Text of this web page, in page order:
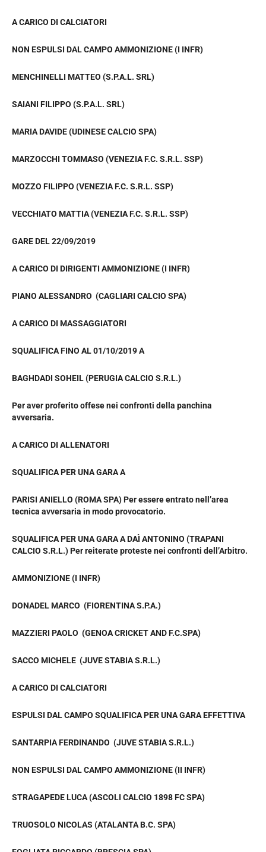
A CARICO DI CALCIATORI
NON ESPULSI DAL CAMPO AMMONIZIONE (I INFR)
MENCHINELLI MATTEO (S.P.A.L. SRL)
SAIANI FILIPPO (S.P.A.L. SRL)
MARIA DAVIDE (UDINESE CALCIO SPA)
MARZOCCHI TOMMASO (VENEZIA F.C. S.R.L. SSP)
MOZZO FILIPPO (VENEZIA F.C. S.R.L. SSP)
VECCHIATO MATTIA (VENEZIA F.C. S.R.L. SSP)
GARE DEL 22/09/2019
A CARICO DI DIRIGENTI AMMONIZIONE (I INFR)
PIANO ALESSANDRO (CAGLIARI CALCIO SPA)
A CARICO DI MASSAGGIATORI
SQUALIFICA FINO AL 01/10/2019 A
BAGHDADI SOHEIL (PERUGIA CALCIO S.R.L.)
Per aver proferito offese nei confronti della panchina
avversaria.
A CARICO DI ALLENATORI
SQUALIFICA PER UNA GARA A
PARISI ANIELLO (ROMA SPA) Per essere entrato nell’area
tecnica avversaria in modo provocatorio.
SQUALIFICA PER UNA GARA A DAÌ ANTONINO (TRAPANI
CALCIO S.R.L.) Per reiterate proteste nei confronti dell’Arbitro.
AMMONIZIONE (I INFR)
DONADEL MARCO (FIORENTINA S.P.A.)
MAZZIERI PAOLO (GENOA CRICKET AND F.C.SPA)
SACCO MICHELE (JUVE STABIA S.R.L.)
A CARICO DI CALCIATORI
ESPULSI DAL CAMPO SQUALIFICA PER UNA GARA EFFETTIVA
SANTARPIA FERDINANDO (JUVE STABIA S.R.L.)
NON ESPULSI DAL CAMPO AMMONIZIONE (II INFR)
STRAGAPEDE LUCA (ASCOLI CALCIO 1898 FC SPA)
TRUOSOLO NICOLAS (ATALANTA B.C. SPA)